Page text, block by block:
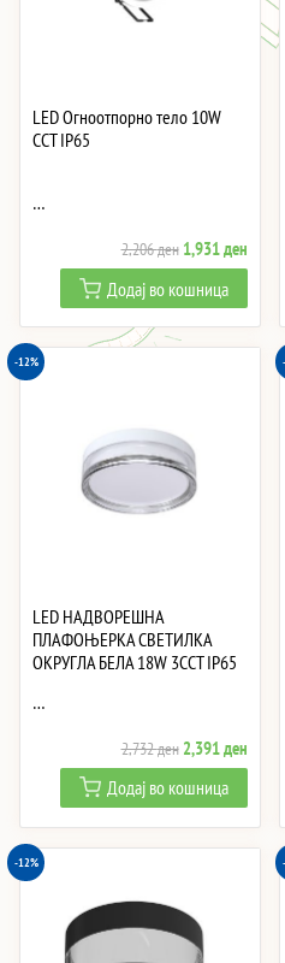
LED Огноотпорно тело 10W
CCT IP65
…
2,206ден Original
price
was:
2,206 ден.
1,931денCurrent
price
is:
Додај во кошница
-12%
LED НАДВОРЕШНА
ПЛАФОЊЕРКА СВЕТИЛКА
ОКРУГЛА БЕЛА 18W 3CCT IP65
…
2,732ден Original
price
was:
2,732 ден.
2,391денCurrent
price
Додај во кошница
-12%